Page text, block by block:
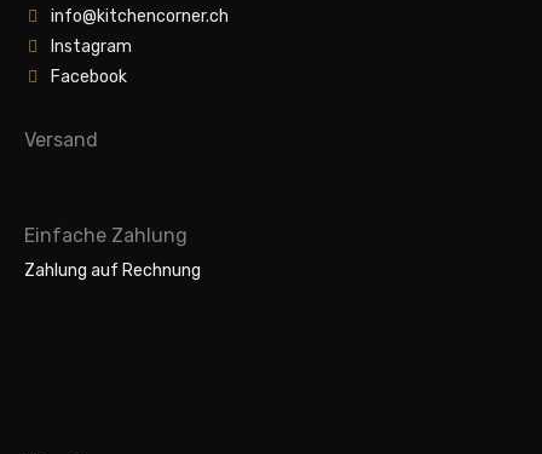
info@kitchencorner.ch
Instagram
Facebook
Versand
Einfache Zahlung
Zahlung auf Rechnung